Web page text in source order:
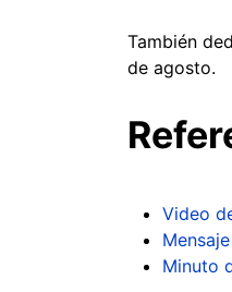
También
de agosto.
Video
Minuto